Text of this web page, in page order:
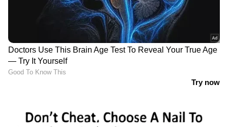
ഇടുക്കി ജില്ലാ ശിശു
സംരക്ഷണ യൂണിറ്റ്
മത്സ്യതൊഴിലാളിയെ
കാണാതായ സംഭവം: